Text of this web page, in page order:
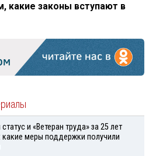
какие законы вступают в
и «Ветеран труда» за 25 лет
какие меры поддержки получили